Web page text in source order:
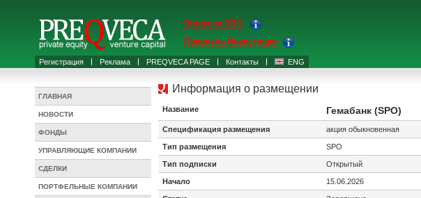
Регистрация Реклама PREQVECA PAGE Контакты ENG
Preqveca PRO
Привлечь Инвестиции
ГЛАВНАЯ
НОВОСТИ
ФОНДЫ
УПРАВЛЯЮЩИЕ КОМПАНИИ
СДЕЛКИ
ПОРТФЕЛЬНЫЕ КОМПАНИИ
Информация о размещении
Название Гемабанк (SPO)
Спецификация размещения акция обыкновенная
Тип размещения SPO
Тип подписки Открытый
Начало 15.06.2026